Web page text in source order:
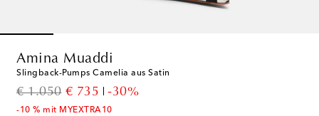
Amina Muaddi
Slingback-Pumps Camelia aus Satin
€ 1.050
original price
€ 735
discount price
-30%
-10 % mit MYEXTRA10